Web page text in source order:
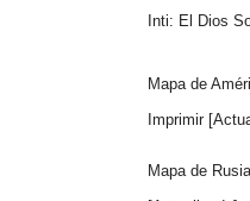
Inti: El Dios
Mapa de
Imprimir
Mapa de